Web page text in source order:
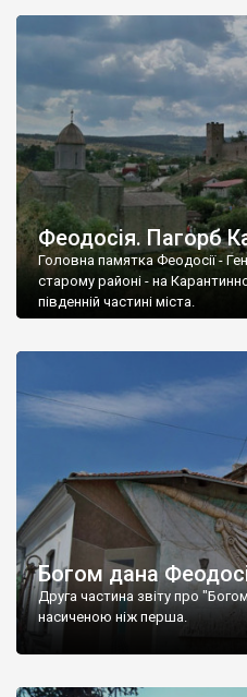
Феодосія. Пагорб
Головна памятка Феодосії -
старому районі - на
південній частині міста.
Богом дана
Друга частина звіту про
насиченою ніж перша.